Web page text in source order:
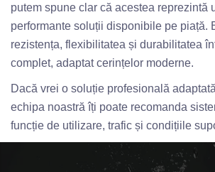
putem spune clar că acestea reprezintă
performante soluții disponibile pe piață.
rezistența, flexibilitatea și durabilitatea
complet, adaptat cerințelor moderne.
Dacă vrei o soluție profesională
echipa noastră îți poate recomanda
funcție de utilizare, trafic și condițiile